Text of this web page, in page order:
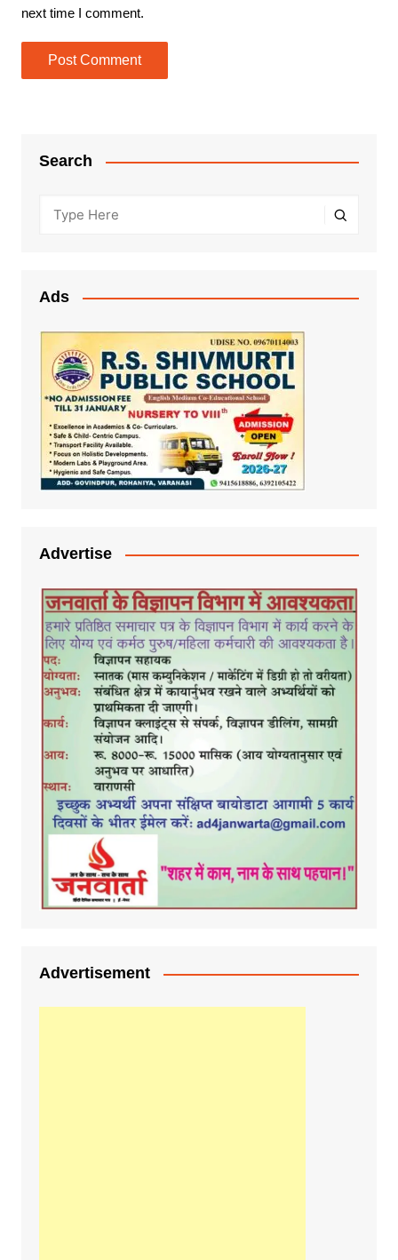
next time I comment.
Search
Ads
Advertise
Advertisement